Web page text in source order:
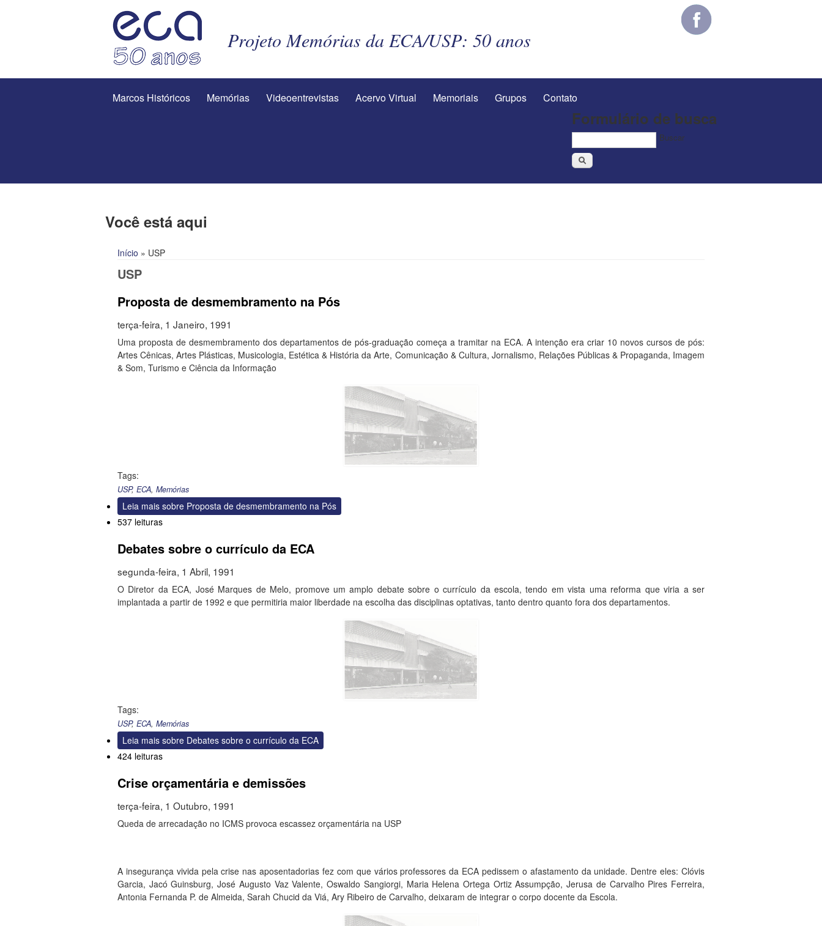
Projeto Memórias da ECA/USP: 50 anos
Marcos Históricos Memórias Videoentrevistas Acervo Virtual Memoriais Grupos Contato
Formulário de busca
Buscar
Você está aqui
Início » USP
USP
Proposta de desmembramento na Pós
terça-feira, 1 Janeiro, 1991
Uma proposta de desmembramento dos departamentos de pós-graduação começa a tramitar na ECA. A intenção era criar 10 novos cursos de pós:
Artes Cênicas, Artes Plásticas, Musicologia, Estética & História da Arte, Comunicação & Cultura, Jornalismo, Relações Públicas & Propaganda, Imagem
& Som, Turismo e Ciência da Informação
Tags:
USP, ECA, Memórias
Leia mais sobre Proposta de desmembramento na Pós
537 leituras
Debates sobre o currículo da ECA
segunda-feira, 1 Abril, 1991
O Diretor da ECA, José Marques de Melo, promove um amplo debate sobre o currículo da escola, tendo em vista uma reforma que viria a ser
implantada a partir de 1992 e que permitiria maior liberdade na escolha das disciplinas optativas, tanto dentro quanto fora dos departamentos.
Tags:
USP, ECA, Memórias
Leia mais sobre Debates sobre o currículo da ECA
424 leituras
Crise orçamentária e demissões
terça-feira, 1 Outubro, 1991
Queda de arrecadação no ICMS provoca escassez orçamentária na USP
A insegurança vivida pela crise nas aposentadorias fez com que vários professores da ECA pedissem o afastamento da unidade. Dentre eles: Clóvis
Garcia, Jacó Guinsburg, José Augusto Vaz Valente, Oswaldo Sangiorgi, Maria Helena Ortega Ortiz Assumpção, Jerusa de Carvalho Pires Ferreira,
Antonia Fernanda P. de Almeida, Sarah Chucid da Viá, Ary Ribeiro de Carvalho, deixaram de integrar o corpo docente da Escola.